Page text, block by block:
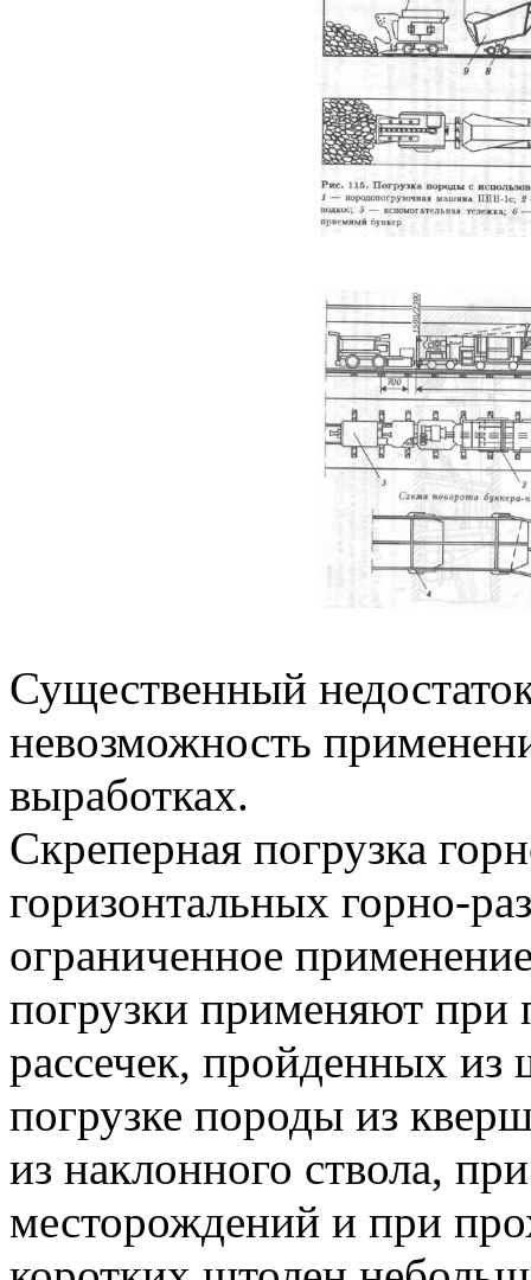
Существенный
невозможность
выработках.
Скреперная погрузка
горизонтальных горно-
ограниченное
погрузки применяют при
рассечек, пройденных
погрузке породы из
из наклонного ствола,
месторождений и при